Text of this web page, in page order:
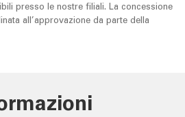
presso le nostre filiali. La concessione
all’approvazione da parte della